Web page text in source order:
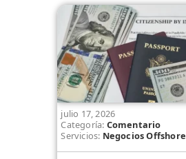
julio 17, 2026
Categoría: Comentario
Servicios: Negocios Offshore